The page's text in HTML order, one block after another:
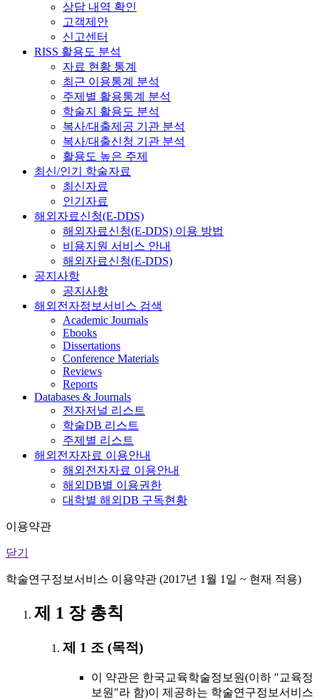
상담 내역 확인
고객제안
신고센터
RISS 활용도 분석
자료 현황 통계
최근 이용통계 분석
주제별 활용통계 분석
학술지 활용도 분석
복사/대출제공 기관 분석
복사/대출신청 기관 분석
활용도 높은 주제
최신/인기 학술자료
최신자료
인기자료
해외자료신청(E-DDS)
해외자료신청(E-DDS) 이용 방법
비용지원 서비스 안내
해외자료신청(E-DDS)
공지사항
공지사항
해외전자정보서비스 검색
Academic Journals
Ebooks
Dissertations
Conference Materials
Reviews
Reports
Databases & Journals
전자저널 리스트
학술DB 리스트
주제별 리스트
해외전자자료 이용안내
해외전자자료 이용안내
해외DB별 이용권한
대학별 해외DB 구독현황
이용약관
닫기
학술연구정보서비스 이용약관 (2017년 1월 1일 ~ 현재 적용)
제 1 장 총칙
제 1 조 (목적)
이 약관은 한국교육학술정보원(이하 "교육정
보원"라 함)이 제공하는 학술연구정보서비스